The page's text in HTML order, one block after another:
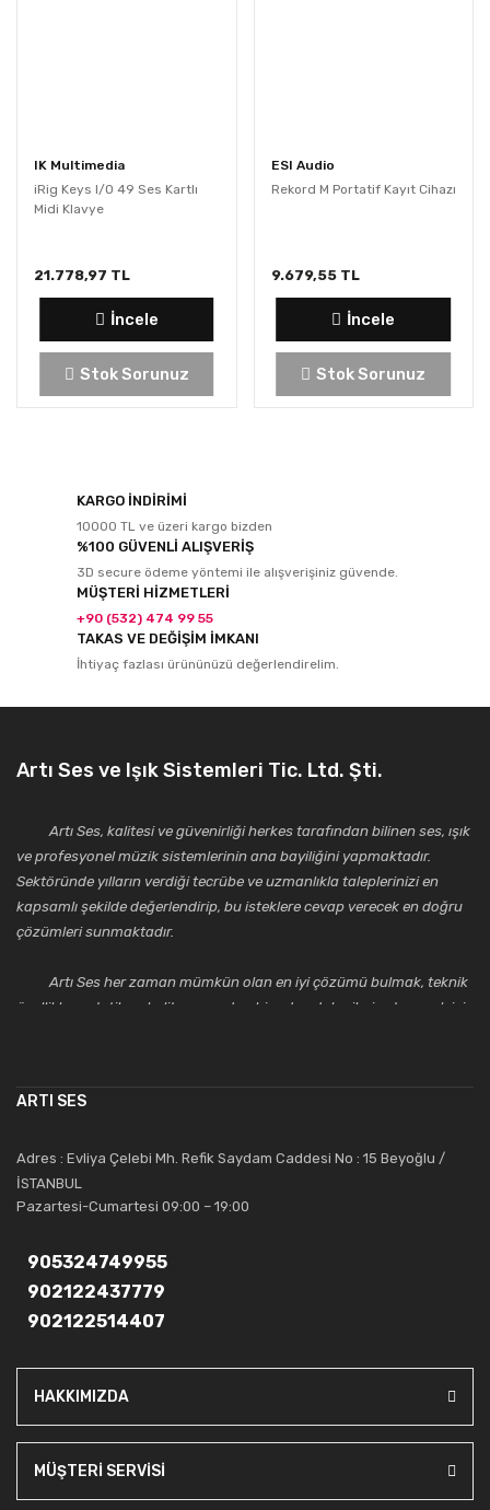
IK Multimedia
iRig Keys I/O 49 Ses Kartlı
Midi Klavye
21.778,97 TL
İncele
Stok Sorunuz
ESI Audio
Rekord M Portatif Kayıt Cihazı
9.679,55 TL
İncele
Stok Sorunuz
KARGO İNDİRİMİ
10000 TL ve üzeri kargo bizden
%100 GÜVENLİ ALIŞVERİŞ
3D secure ödeme yöntemi ile alışverişiniz güvende.
MÜŞTERİ HİZMETLERİ
+90 (532) 474 99 55
TAKAS VE DEĞİŞİM İMKANI
İhtiyaç fazlası ürününüzü değerlendirelim.
Artı Ses ve Işık Sistemleri Tic. Ltd. Şti.
Artı Ses, kalitesi ve güvenirliği herkes tarafından bilinen ses, ışık
ve profesyonel müzik sistemlerinin ana bayiliğini yapmaktadır.
Sektöründe yılların verdiği tecrübe ve uzmanlıkla taleplerinizi en
kapsamlı şekilde değerlendirip, bu isteklere cevap verecek en doğru
çözümleri sunmaktadır.
Artı Ses her zaman mümkün olan en iyi çözümü bulmak, teknik
özellikler, estetik ve kalite açısından bir adım daha ileriye taşımak için
saygıdeğer yerini kazanmıştır.
Artı Ses, güler yüzü ve deneyimi ile bu gün ve gelecekte
güvenebileceğiniz bir tercihtir.
ARTI SES
Adres : Evliya Çelebi Mh. Refik Saydam Caddesi No : 15 Beyoğlu /
İSTANBUL
Pazartesi-Cumartesi 09:00 – 19:00
905324749955
902122437779
902122514407
HAKKIMIZDA
MÜŞTERİ SERVİSİ